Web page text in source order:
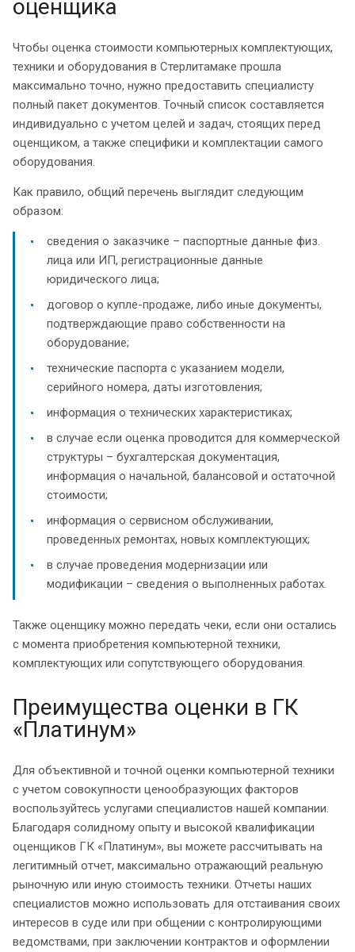
оценщика
Чтобы оценка стоимости компьютерных комплектующих,
техники и оборудования в Стерлитамаке прошла
максимально точно, нужно предоставить специалисту
полный пакет документов. Точный список составляется
индивидуально с учетом целей и задач, стоящих перед
оценщиком, а также специфики и комплектации самого
оборудования.
Как правило, общий перечень выглядит следующим
образом:
сведения о заказчике – паспортные данные физ.
лица или ИП, регистрационные данные
юридического лица;
договор о купле-продаже, либо иные документы,
подтверждающие право собственности на
оборудование;
технические паспорта с указанием модели,
серийного номера, даты изготовления;
информация о технических характеристиках;
в случае если оценка проводится для коммерческой
структуры – бухгалтерская документация,
информация о начальной, балансовой и остаточной
стоимости;
информация о сервисном обслуживании,
проведенных ремонтах, новых комплектующих;
в случае проведения модернизации или
модификации – сведения о выполненных работах.
Также оценщику можно передать чеки, если они остались
с момента приобретения компьютерной техники,
комплектующих или сопутствующего оборудования.
Преимущества оценки в ГК
«Платинум»
Для объективной и точной оценки компьютерной техники
с учетом совокупности ценообразующих факторов
воспользуйтесь услугами специалистов нашей компании.
Благодаря солидному опыту и высокой квалификации
оценщиков ГК «Платинум», вы можете рассчитывать на
легитимный отчет, максимально отражающий реальную
рыночную или иную стоимость техники. Отчеты наших
специалистов можно использовать для отстаивания своих
интересов в суде или при общении с контролирующими
ведомствами, при заключении контрактов и оформлении